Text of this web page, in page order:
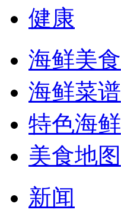
健康
海鲜美食
海鲜菜谱
特色海鲜
美食地图
新闻